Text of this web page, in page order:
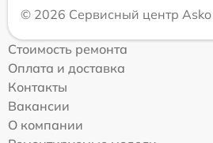
© 2026 Сервисный центр Asko
Стоимость ремонта
Оплата и доставка
Контакты
Вакансии
О компании